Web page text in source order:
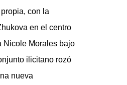
con la
en el centro
Nicole Morales bajo
ilicitano rozó
nueva